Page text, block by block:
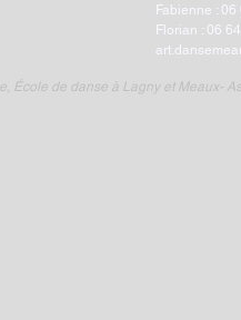
Fabienne :
Florian : 06
École de danse à Lagny et Meaux-